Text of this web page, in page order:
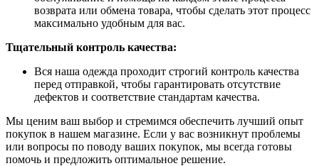
возврата или обмена товара, чтобы сделать этот процесс
максимально удобным для вас.
Тщательный контроль качества:
Вся наша одежда проходит строгий контроль качества
перед отправкой, чтобы гарантировать отсутствие
дефектов и соответствие стандартам качества.
Мы ценим ваш выбор и стремимся обеспечить лучший опыт
покупок в нашем магазине. Если у вас возникнут проблемы
или вопросы по поводу ваших покупок, мы всегда готовы
помочь и предложить оптимальное решение.